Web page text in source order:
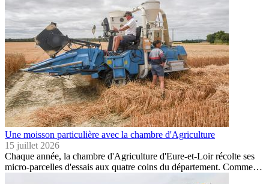
Une moisson particulière avec la chambre d'Agriculture
15 juillet 2026
Chaque année, la chambre d'Agriculture d'Eure-et-Loir récolte ses
micro-parcelles d'essais aux quatre coins du département. Comme…